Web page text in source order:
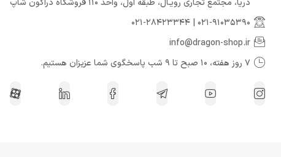
دريا، مجتمع تجارى رويـال، طبقه اول، واحد 110 فروشگاه دراگون شاپ
021-91035390
021-28423344
info@dragon-shop.ir
7 روز هفته، 10 صبح تا 9 شب پاسخگوی شما عزیزان هستیم.